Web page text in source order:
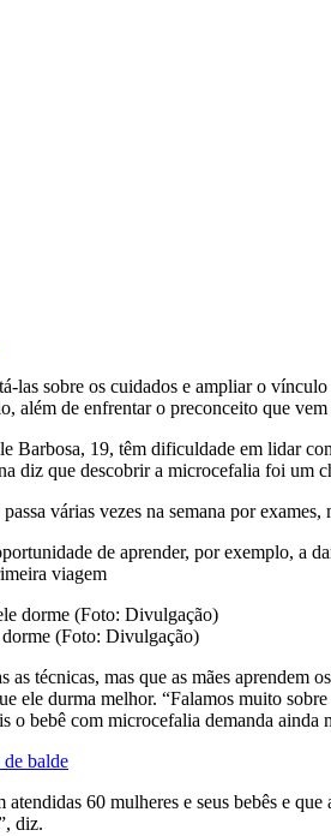
las sobre os cuidados e ampliar o
além de enfrentar o preconceito que
Barbosa, 19, têm dificuldade em lidar
diz que descobrir a microcefalia foi um
várias vezes na semana por
de aprender, por exemplo, a
viagem
dorme (Foto: Divulgação)
as técnicas, mas que as mães
ele durma melhor. “Falamos muito
o bebê com microcefalia demanda ainda
balde
60 mulheres e seus bebês e
diz.